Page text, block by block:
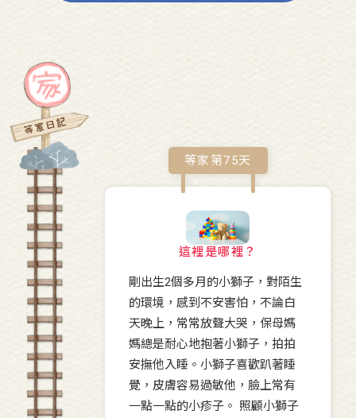
等家第75天
這裡是哪裡？
剛出生2個多月的小獅子，對陌生
的環境，感到不安害怕，不論白
天晚上，常常放聲大哭，保母媽
媽總是耐心地抱著小獅子，拍拍
安撫他入睡。小獅子喜歡趴著睡
覺，皮膚容易過敏他，臉上常有
一點一點的小疹子。 照顧小獅子